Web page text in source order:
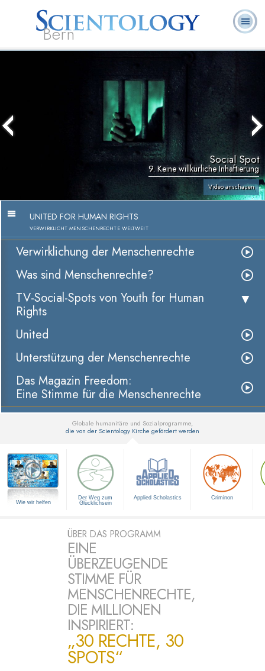
Bern
Häufig gestellte
Social Spot
9. Keine willkürliche Inhaftierung
Video anschauen
UNITED FOR HUMAN RIGHTS
VERWIRKLICHT MENSCHENRECHTE WELTWEIT
Verwirklichung der Menschenrechte
Was sind Menschenrechte?
TV-Social-Spots von Youth for Human
Rights
United
Unterstützung der Menschenrechte
Das Magazin Freedom:
Eine Stimme für die Menschenrechte
Globale humanitäre und Sozialprogramme,
die von der Scientology Kirche gefördert werden
Wie wir helfen
Der Weg zum
Glücklichsein
Applied Scholastics Criminon
ÜBER DAS PROGRAMM
EINE
ÜBERZEUGENDE
STIMME FÜR
MENSCHENRECHTE,
DIE MILLIONEN
INSPIRIERT:
„30 RECHTE, 30
SPOTS“